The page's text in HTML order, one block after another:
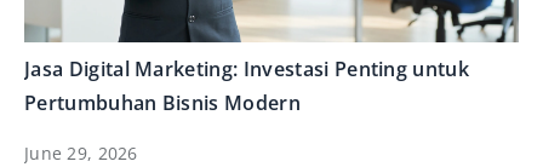
Jasa Digital Marketing: Investasi Penting untuk
Pertumbuhan Bisnis Modern
June 29, 2026